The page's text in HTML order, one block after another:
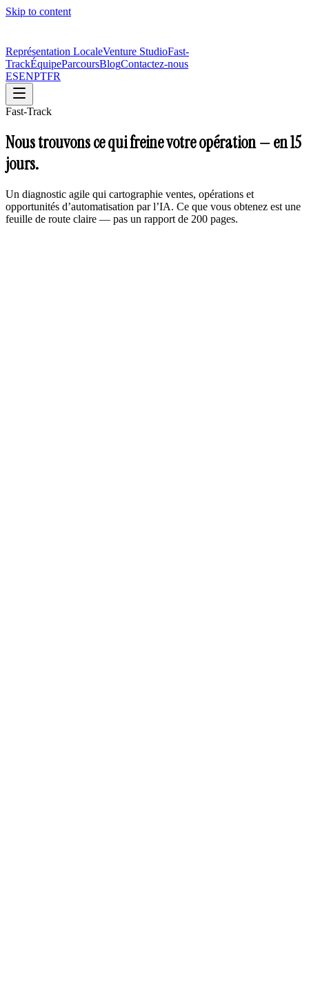
Skip to content
Représentation LocaleVenture StudioFast-
TrackÉquipeParcoursBlogContactez-nous
ESENPTFR
Fast-Track
Nous trouvons ce qui freine votre opération — en15
jours.
Un diagnostic agile qui cartographie ventes, opérations et
opportunités d’automatisation par l’IA. Ce que vous obtenez est une
feuille de route claire — pas un rapport de 200 pages.